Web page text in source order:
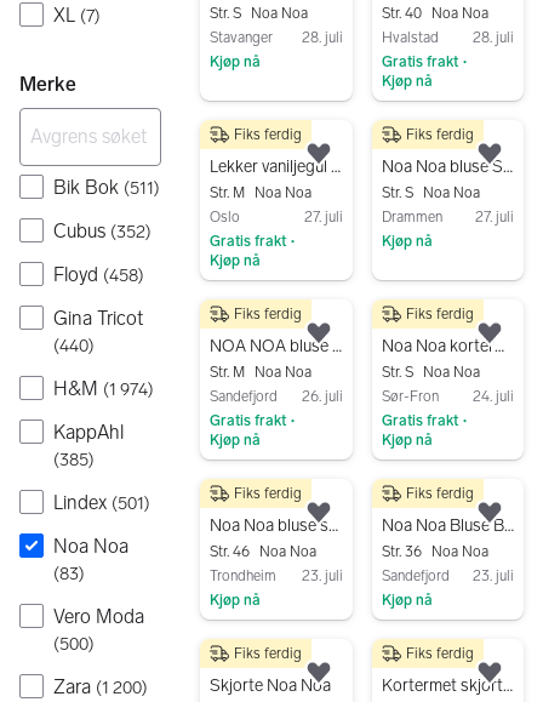
XL (7)
Merke
Bik Bok (511)
Cubus (352)
Floyd (458)
Gina Tricot
(440)
H&M (1 974)
KappAhl
(385)
Lindex (501)
Noa Noa
(83)
Vero Moda
(500)
Zara (1 200)
Str. S
Noa Noa
Stavanger
28. juli
Kjøp nå
Gå til annonsen
Str. 40
Noa Noa
Hvalstad
28. juli
Gratis frakt •
Kjøp nå
320 kr
Lekker vaniljegul viskosebluse -NoaNoa
Str. M
Noa Noa
Oslo
27. juli
Gratis frakt •
Kjøp nå
Fiks ferdig
Legg til som favoritt.
250 kr
Noa Noa bluse S grå viskose
Str. S
Noa Noa
Drammen
27. juli
Kjøp nå
Fiks ferdig
Gå til annonsen
200 kr
NOA NOA bluse str 40
Str. M
Noa Noa
Sandefjord
26. juli
Gratis frakt •
Kjøp nå
Fiks ferdig
Legg til som favoritt.
150 kr
Noa Noa kortermet bluse med etnisk trykk str S // 100 % bomull
Str. S
Noa Noa
Sør-Fron
24. juli
Gratis frakt •
Kjøp nå
Fiks ferdig
200 kr
Noa Noa bluse str 46 flerfarget viskose
Str. 46
Noa Noa
Trondheim
23. juli
Kjøp nå
Fiks ferdig
Legg til som favoritt.
180 kr
Noa Noa Bluse Beige Dame Str 36
Str. 36
Noa Noa
Sandefjord
23. juli
Kjøp nå
Fiks ferdig
200 kr
Skjorte Noa Noa
Fiks ferdig
Legg til som favoritt.
200 kr
Kortermet skjorte / topp fra Noa Noa
Fiks ferdig